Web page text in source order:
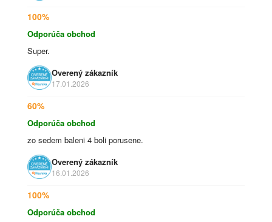
100%
Odporúča obchod
Super.
Overený zákazník
17.01.2026
60%
Odporúča obchod
zo sedem baleni 4 boli porusene.
Overený zákazník
16.01.2026
100%
Odporúča obchod